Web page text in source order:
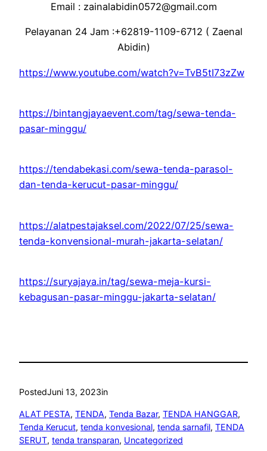
Email : zainalabidin0572@gmail.com
Pelayanan 24 Jam :+62819-1109-6712 ( Zaenal
Abidin)
https://www.youtube.com/watch?v=TvB5tI73zZw
https://bintangjayaevent.com/tag/sewa-tenda-
pasar-minggu/
https://tendabekasi.com/sewa-tenda-parasol-
dan-tenda-kerucut-pasar-minggu/
https://alatpestajaksel.com/2022/07/25/sewa-
tenda-konvensional-murah-jakarta-selatan/
https://suryajaya.in/tag/sewa-meja-kursi-
kebagusan-pasar-minggu-jakarta-selatan/
PostedJuni 13, 2023in
ALAT PESTA, TENDA, Tenda Bazar, TENDA HANGGAR
Tenda Kerucut, tenda konvesional, tenda sarnafil, TENDA
SERUT, tenda transparan, Uncategorized